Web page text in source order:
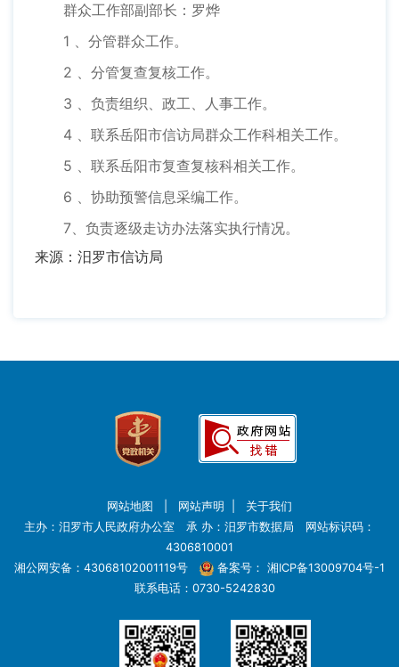
群众工作部副部长：罗烨
1 、分管群众工作。
2 、分管复查复核工作。
3 、负责组织、政工、人事工作。
4 、联系岳阳市信访局群众工作科相关工作。
5 、联系岳阳市复查复核科相关工作。
6 、协助预警信息采编工作。
7、负责逐级走访办法落实执行情况。
来源：汨罗市信访局
网站地图 网站声明
关于我们
主办：汨罗市人民政府办公室 承 办：汨罗市数据局 网站标识码：
4306810001
湘公网安备：43068102001119号
备案号： 湘ICP备13009704号-1
联系电话：0730-5242830